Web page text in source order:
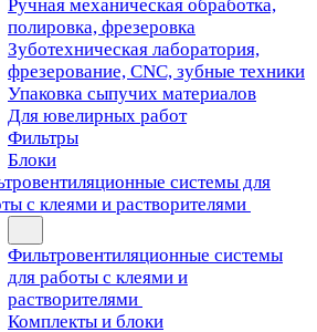
Ручная механическая обработка,
полировка, фрезеровка
Зуботехническая лаборатория,
фрезерование, CNC, зубные техники
Упаковка сыпучих материалов
Для ювелирных работ
Фильтры
Блоки
системы для
с клеями и растворителями
Фильтровентиляционные системы
для работы с клеями и
растворителями
Комплекты и блоки